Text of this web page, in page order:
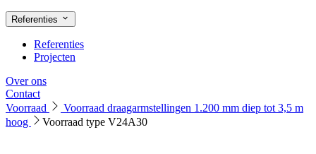
Referenties
Referenties
Projecten
Over ons
Contact
Voorraad
Voorraad draagarmstellingen 1.200 mm diep tot 3,5 m
hoog
Voorraad type V24A30